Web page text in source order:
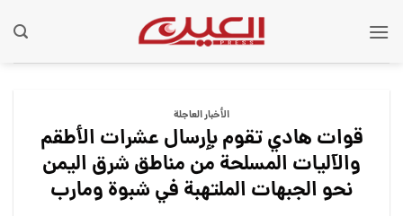
الأخبار العاجلة
قوات هادي تقوم بإرسال عشرات الأطقم
والآليات المسلحة من مناطق شرق اليمن
نحو الجبهات الملتهبة في شبوة ومارب